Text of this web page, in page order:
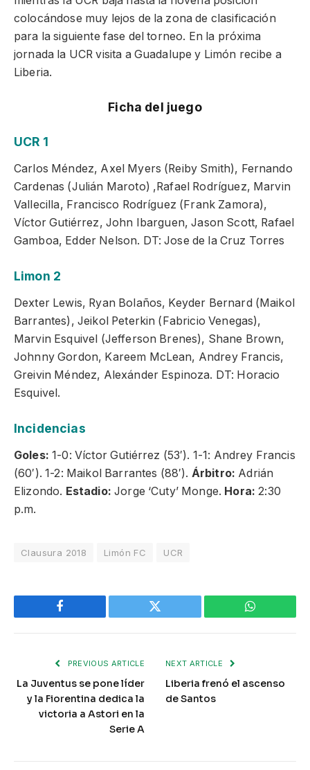
colocándose muy lejos de la zona de clasificación
para la siguiente fase del torneo. En la próxima
jornada la UCR visita a Guadalupe y Limón recibe a
Liberia.
Ficha del juego
UCR 1
Carlos Méndez, Axel Myers (Reiby Smith), Fernando
Cardenas (Julián Maroto) ,Rafael Rodríguez, Marvin
Vallecilla, Francisco Rodríguez (Frank Zamora),
Víctor Gutiérrez, John Ibarguen, Jason Scott, Rafael
Gamboa, Edder Nelson. DT: Jose de la Cruz Torres
Limon 2
Dexter Lewis, Ryan Bolaños, Keyder Bernard (Maikol
Barrantes), Jeikol Peterkin (Fabricio Venegas),
Marvin Esquivel (Jefferson Brenes), Shane Brown,
Johnny Gordon, Kareem McLean, Andrey Francis,
Greivin Méndez, Alexánder Espinoza. DT: Horacio
Esquivel.
Incidencias
Goles: 1-0: Víctor Gutiérrez (53′). 1-1: Andrey Francis
(60′). 1-2: Maikol Barrantes (88′). Árbitro: Adrián
Elizondo. Estadio: Jorge ‘Cuty’ Monge. Hora: 2:30
p.m.
Clausura 2018 Limón FC UCR
Facebook Twitter WhatsApp
PREVIOUS ARTICLE
La Juventus se pone líder
y la Fiorentina dedica la
victoria a Astori en la
Serie A
NEXT ARTICLE
Liberia frenó el ascenso
de Santos